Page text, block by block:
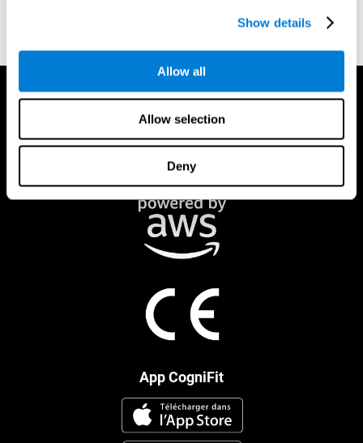
Show details
Allow all
Allow selection
Deny
App CogniFit